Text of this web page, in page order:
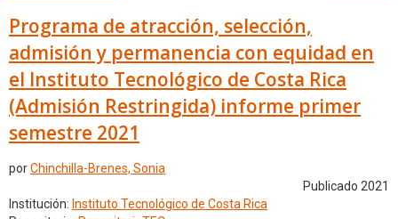
Programa de atracción, selección,
admisión y permanencia con equidad en
el Instituto Tecnológico de Costa Rica
(Admisión Restringida) informe primer
semestre 2021
porChinchilla-Brenes, Sonia
Publicado 2021
Institución: Instituto Tecnológico de Costa Rica